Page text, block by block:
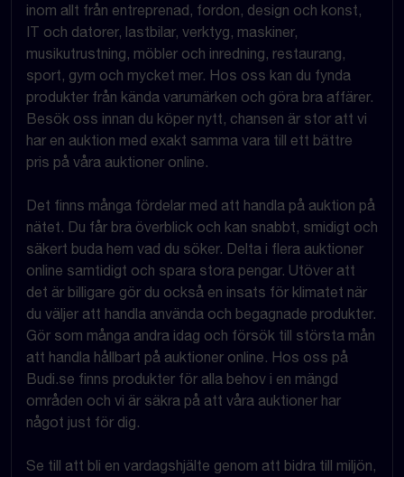
inom allt från entreprenad, fordon, design och konst,
IT och datorer, lastbilar, verktyg, maskiner,
musikutrustning, möbler och inredning, restaurang,
sport, gym och mycket mer. Hos oss kan du fynda
produkter från kända varumärken och göra bra affärer.
Besök oss innan du köper nytt, chansen är stor att vi
har en auktion med exakt samma vara till ett bättre
pris på våra auktioner online.
Det finns många fördelar med att handla på auktion på
nätet. Du får bra överblick och kan snabbt, smidigt och
säkert buda hem vad du söker. Delta i flera auktioner
online samtidigt och spara stora pengar. Utöver att
det är billigare gör du också en insats för klimatet när
du väljer att handla använda och begagnade produkter.
Gör som många andra idag och försök till största mån
att handla hållbart på auktioner online. Hos oss på
Budi.se finns produkter för alla behov i en mängd
områden och vi är säkra på att våra auktioner har
något just för dig.
Se till att bli en vardagshjälte genom att bidra till miljön,